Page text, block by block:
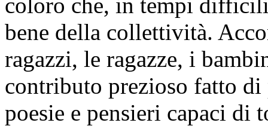
bene della collettività.
ragazzi, le ragazze, i
contributo prezioso fatto
poesie e pensieri capaci di